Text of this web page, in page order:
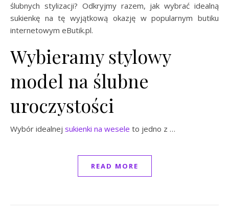
ślubnych stylizacji? Odkryjmy razem, jak wybrać idealną
sukienkę na tę wyjątkową okazję w popularnym butiku
internetowym eButik.pl.
Wybieramy stylowy
model na ślubne
uroczystości
Wybór idealnej sukienki na wesele to jedno z …
READ MORE